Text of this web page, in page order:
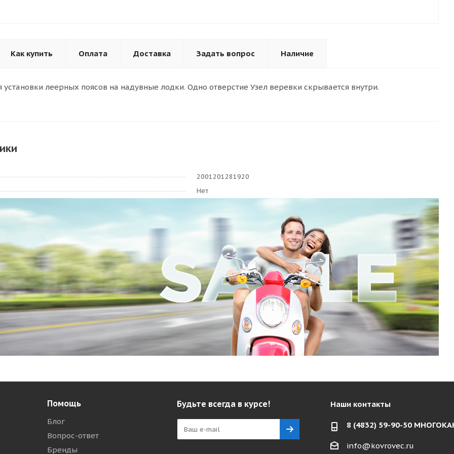
Как купить Оплата Доставка Задать вопрос Наличие
установки леерных поясов на надувные лодки. Одно отверстие Узел веревки скрывается внутри.
2001201281920
Нет
Помощь
Блог
Вопрос-ответ
Бренды
Будьте всегда в курсе! Наши контакты
8 (4832) 59-90-50
info@kovrovec.ru